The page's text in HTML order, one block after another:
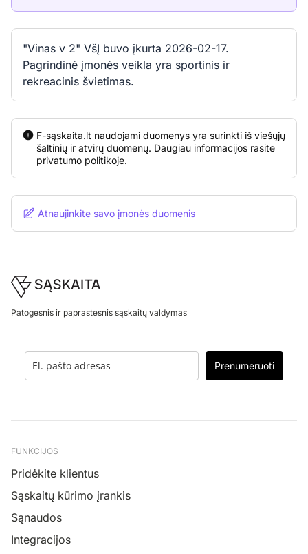
"Vinas v 2" VšĮ buvo įkurta 2026-02-17.
Pagrindinė įmonės veikla yra sportinis ir
rekreacinis švietimas.
F-sąskaita.lt naudojami duomenys yra surinkti iš viešųjų
šaltinių ir atvirų duomenų. Daugiau informacijos rasite
privatumo politikoje.
Atnaujinkite savo įmonės duomenis
Footer
Patogesnis ir paprastesnis sąskaitų valdymas
Prenumeruoti
FUNKCIJOS
Pridėkite klientus
Sąskaitų kūrimo įrankis
Sąnaudos
Integracijos